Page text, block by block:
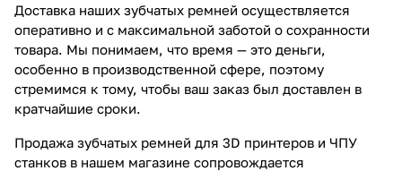
Доставка наших зубчатых ремней осуществляется
оперативно и с максимальной заботой о сохранности
товара. Мы понимаем, что время — это деньги,
особенно в производственной сфере, поэтому
стремимся к тому, чтобы ваш заказ был доставлен в
кратчайшие сроки.
Продажа зубчатых ремней для 3D принтеров и ЧПУ
станков в нашем магазине сопровождается